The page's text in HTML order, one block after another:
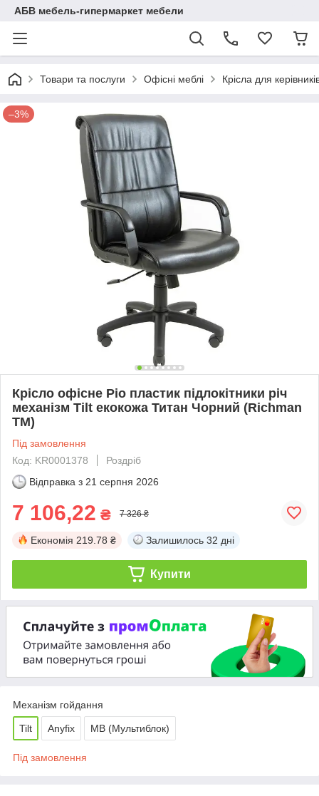
АБВ мебель-гипермаркет мебели
Товари та послуги Офісні меблі Крісла для
–3%
Крісло офісне Ріо пластик підлокітники річ
механізм Tilt екокожа Титан Чорний (Richman
ТМ)
Під замовлення
Код: KR0001378
Роздріб
Відправка з 21 серпня 2026
7 106,22 ₴ 7 326 ₴
Економія 219.78 ₴ Залишилось 32 дні
Купити
Механізм гойдання
Tilt Anyfix МВ (Мультиблок)
Під замовлення